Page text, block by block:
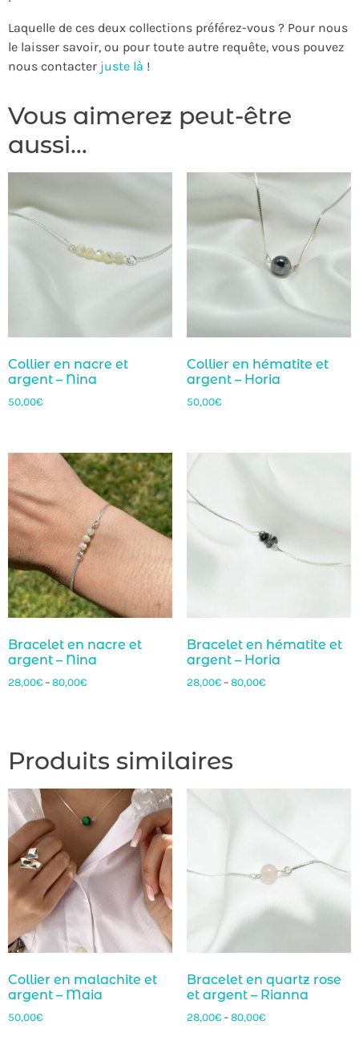
Laquelle de ces deux collections préférez-vous ? Pour nous
le laisser savoir, ou pour toute autre requête, vous pouvez
nous contacter juste là !
Vous aimerez peut-être
aussi…
Collier en nacre et
argent – Nina
50,00€
Collier en hématite et
argent – Horia
50,00€
Bracelet en nacre et
argent – Nina
28,00€–80,00€
Bracelet en hématite et
argent – Horia
28,00€–80,00€
Produits similaires
Collier en malachite et
argent – Maia
50,00€
Bracelet en quartz rose
et argent – Rianna
28,00€–80,00€